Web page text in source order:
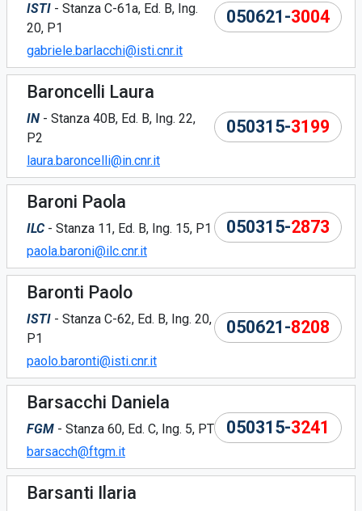
ISTI - Stanza C-61a, Ed. B, Ing.
20, P1
gabriele.barlacchi@isti.cnr.it
050621-3004
Baroncelli Laura
IN - Stanza 40B, Ed. B, Ing. 22,
P2
laura.baroncelli@in.cnr.it
050315-3199
Baroni Paola
ILC- Stanza 11, Ed. B, Ing. 15, P1
paola.baroni@ilc.cnr.it
050315-2873
Baronti Paolo
ISTI - Stanza C-62, Ed. B, Ing. 20,
P1
paolo.baronti@isti.cnr.it
050621-8208
Barsacchi Daniela
FGM - Stanza 60, Ed. C, Ing. 5, PT
barsacch@ftgm.it
050315-3241
Barsanti Ilaria